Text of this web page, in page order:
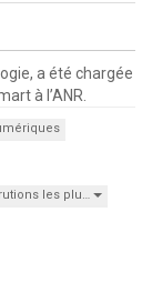
a été chargée
à l’ANR.
les plu…